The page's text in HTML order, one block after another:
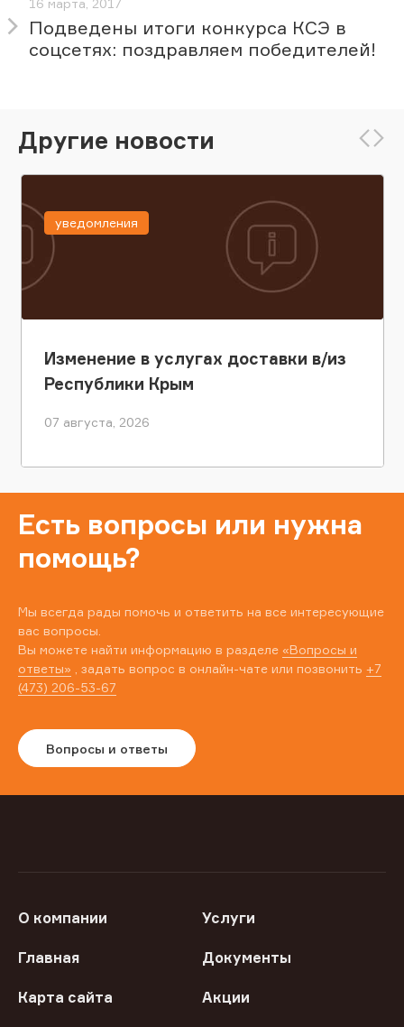
16 марта, 2017
Подведены итоги конкурса КСЭ в
соцсетях: поздравляем победителей!
Другие новости
Изменение в услугах доставки в/из
Республики Крым
07 августа, 2026
уведомления
Есть вопросы или нужна
помощь?
Мы всегда рады помочь и ответить на все интересующие
вас вопросы.
Вы можете найти информацию в разделе «Вопросы и
ответы» , задать вопрос в онлайн-чате или позвонить +7
(473) 206-53-67
Вопросы и ответы
О компании Услуги
Главная Документы
Карта сайта Акции